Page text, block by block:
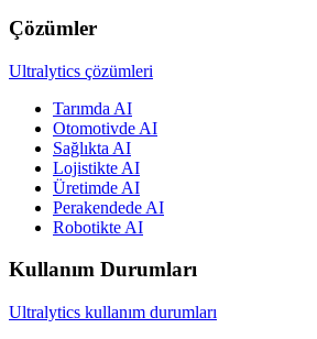
Çözümler
Ultralytics çözümleri
Tarımda AI
Otomotivde AI
Sağlıkta AI
Lojistikte AI
Üretimde AI
Perakendede AI
Robotikte AI
Kullanım Durumları
Ultralytics kullanım durumları